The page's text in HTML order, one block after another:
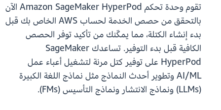
تقوم وحدة تحكم Amazon SageMaker HyperPod الآن
بالتحقق من حصص الخدمة لحساب AWS الخاص بك قبل
بدء إنشاء الكتلة، مما يمكّنك من تأكيد توفر الحصص
الكافية قبل بدء التوفير. تساعدك SageMaker
HyperPod على توفير كتل مرنة لتشغيل أعباء عمل
AI/ML وتطوير أحدث النماذج مثل نماذج اللغة الكبيرة
(LLMs) ونماذج الانتشار ونماذج التأسيس (FMs).